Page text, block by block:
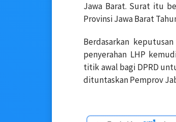
Jawa Barat. Surat itu
Provinsi Jawa Barat
Berdasarkan
penyerahan LHP
titik awal bagi DPRD
dituntaskan Pemprov